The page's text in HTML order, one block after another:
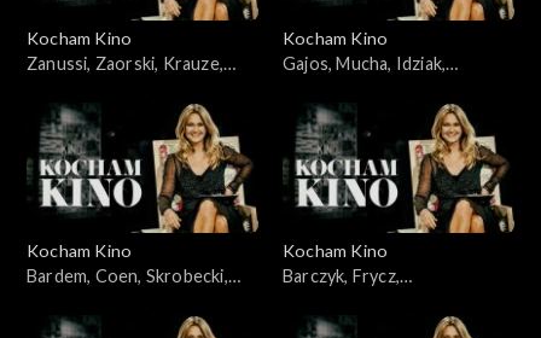
Kocham Kino
Zanussi, Zaorski, Krauze,
Kocham Kino
Gajos, Mucha, Idziak,
Kocham Kino
Bardem, Coen, Skrobecki,
Kocham Kino
Barczyk, Frycz,
04.11.2008